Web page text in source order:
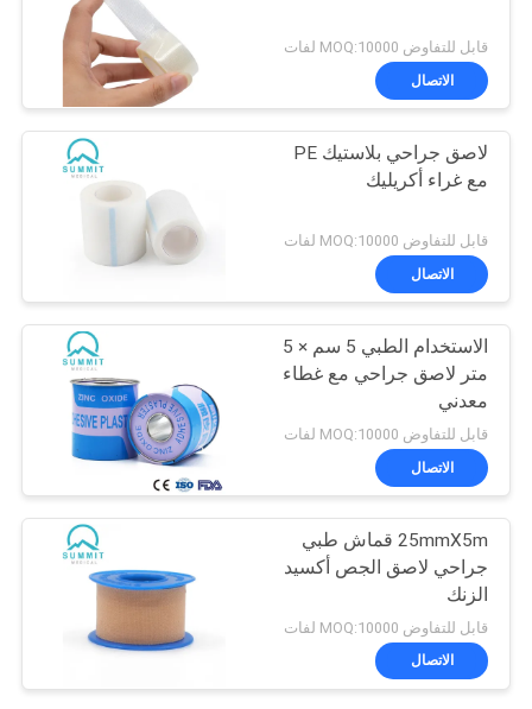
خريطة
الموقع
POLICY
قابل للتفاوض MOQ:10000 لفات
الاتصال
لاصق جراحي بلاستيك PE
مع غراء أكريليك
قابل للتفاوض MOQ:10000 لفات
الاتصال
الاستخدام الطبي 5 سم × 5
متر لاصق جراحي مع غطاء
معدني
قابل للتفاوض MOQ:10000 لفات
الاتصال
25mmX5m قماش طبي
جراحي لاصق الجص أكسيد
الزنك
قابل للتفاوض MOQ:10000 لفات
الاتصال